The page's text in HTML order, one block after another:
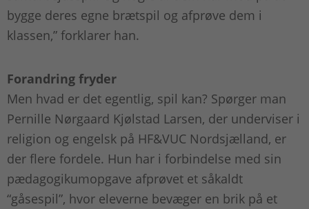
bygge deres egne brætspil og afprøve dem i
klassen,” forklarer han.
Forandring fryder
Men hvad er det egentlig, spil kan? Spørger man
Pernille Nørgaard Kjølstad Larsen, der underviser i
religion og engelsk på HF&VUC Nordsjælland, er
der flere fordele. Hun har i forbindelse med sin
pædagogikumopgave afprøvet et såkaldt
“gåsespil”, hvor eleverne bevæger en brik på et